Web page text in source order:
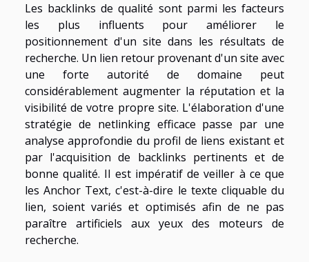
Les backlinks de qualité sont parmi les facteurs
les plus influents pour améliorer le
positionnement d'un site dans les résultats de
recherche. Un lien retour provenant d'un site avec
une forte autorité de domaine peut
considérablement augmenter la réputation et la
visibilité de votre propre site. L'élaboration d'une
stratégie de netlinking efficace passe par une
analyse approfondie du profil de liens existant et
par l'acquisition de backlinks pertinents et de
bonne qualité. Il est impératif de veiller à ce que
les Anchor Text, c'est-à-dire le texte cliquable du
lien, soient variés et optimisés afin de ne pas
paraître artificiels aux yeux des moteurs de
recherche.